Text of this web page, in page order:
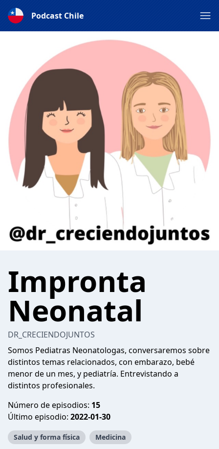
Podcast Chile
Impronta
Neonatal
DR_CRECIENDOJUNTOS
Somos Pediatras Neonatologas, conversaremos sobre
distintos temas relacionados, con embarazo, bebé
menor de un mes, y pediatría. Entrevistando a
distintos profesionales.
Número de episodios: 15
Último episodio: 2022-01-30
Salud y forma física Medicina